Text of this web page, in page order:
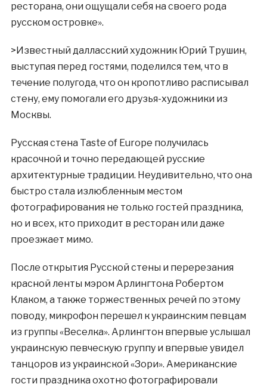
ресторана, они ощущали себя на своего рода
русском островке».
>Известный далласский художник Юрий Трушин,
выступая перед гостями, поделился тем, что в
течение полугода, что он кропотливо расписывал
стену, ему помогали его друзья-художники из
Москвы.
Русская стена Taste of Europe получилась
красочной и точно передающей русские
архитектурные традиции. Неудивительно, что она
быстро стала излюбленным местом
фотографирования не только гостей праздника,
но и всех, кто приходит в ресторан или даже
проезжает мимо.
После открытия Русской стены и перерезания
красной ленты мэром Арлингтона Робертом
Клаком, а также торжественных речей по этому
поводу, микрофон перешел к украинским певцам
из группы «Веселка». Арлингтон впервые услышал
украинскую певческую группу и впервые увидел
танцоров из украинской «Зори». Американские
гости праздника охотно фотографировали